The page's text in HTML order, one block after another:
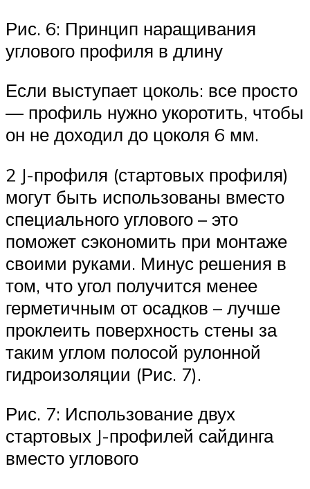
Рис. 6: Принцип наращивания
углового профиля в длину
Если выступает цоколь: все просто
— профиль нужно укоротить, чтобы
он не доходил до цоколя 6 мм.
2 J-профиля (стартовых профиля)
могут быть использованы вместо
специального углового – это
поможет сэкономить при монтаже
своими руками. Минус решения в
том, что угол получится менее
герметичным от осадков – лучше
проклеить поверхность стены за
таким углом полосой рулонной
гидроизоляции (Рис. 7).
Рис. 7: Использование двух
стартовых J-профилей сайдинга
вместо углового